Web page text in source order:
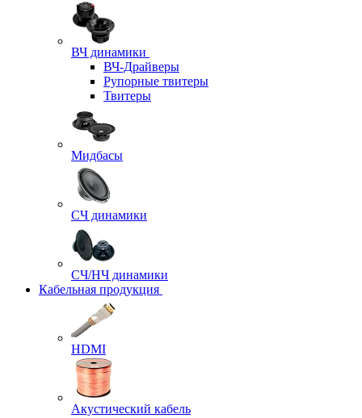
ВЧ динамики
ВЧ-Драйверы
Рупорные твитеры
Твитеры
Мидбасы
СЧ динамики
СЧ/НЧ динамики
Кабельная продукция
HDMI
Акустический кабель